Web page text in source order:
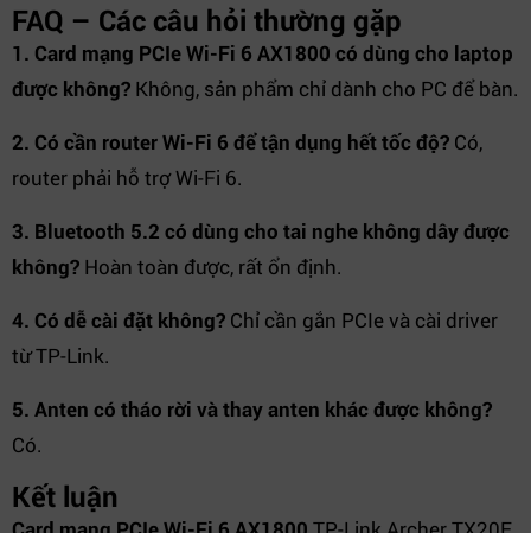
FAQ – Các câu hỏi thường gặp
1. Card mạng PCIe Wi-Fi 6 AX1800 có dùng cho laptop
được không? Không, sản phẩm chỉ dành cho PC để bàn.
2. Có cần router Wi-Fi 6 để tận dụng hết tốc độ? Có,
router phải hỗ trợ Wi-Fi 6.
3. Bluetooth 5.2 có dùng cho tai nghe không dây được
không? Hoàn toàn được, rất ổn định.
4. Có dễ cài đặt không? Chỉ cần gắn PCIe và cài driver
từ TP-Link.
5. Anten có tháo rời và thay anten khác được không?
Có.
Kết luận